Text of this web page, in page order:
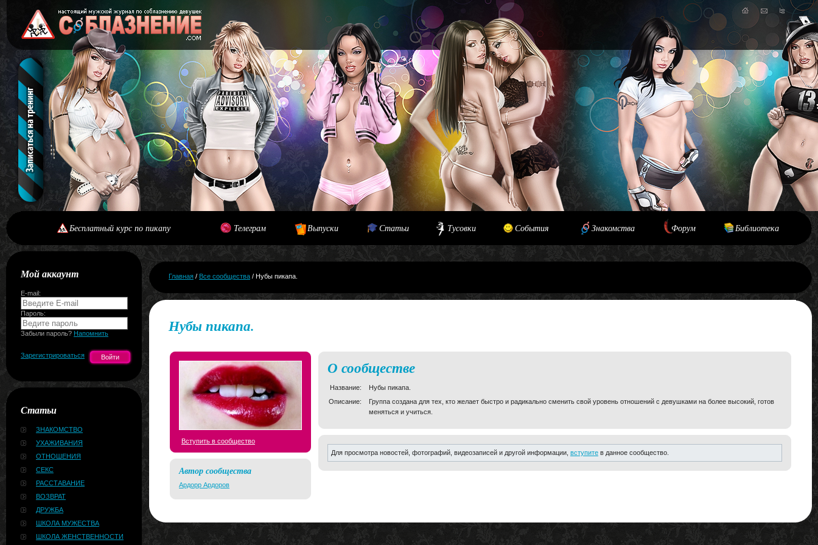
Бесплатный курс по пикапу Телеграм Выпуски Статьи Тусовки События Знакомства Форум Библиотека
Мой аккаунт
E-mail:
Пароль:
Забыли пароль? Напомнить
Зарегистрироваться
Статьи
ЗНАКОМСТВО
УХАЖИВАНИЯ
ОТНОШЕНИЯ
СЕКС
РАССТАВАНИЕ
ВОЗВРАТ
ДРУЖБА
ШКОЛА МУЖЕСТВА
ШКОЛА ЖЕНСТВЕННОСТИ
Главная / Все сообщества / Нубы пикапа.
Нубы пикапа.
Вступить в сообщество
Автор сообщества
Ардорр Ардоров
О сообществе
Название:
Нубы пикапа.
Описание:
Группа создана для тех, кто желает быстро и радикально сменить свой уровень отношений с девушками на более высокий, готов
меняться и учиться.
Для просмотра новостей, фотографий, видеозаписей и другой информации, вступите в данное сообщество.